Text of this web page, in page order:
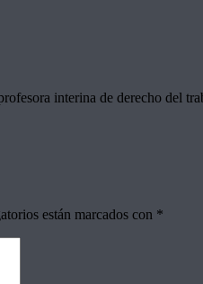
interina de derecho del
están marcados con *